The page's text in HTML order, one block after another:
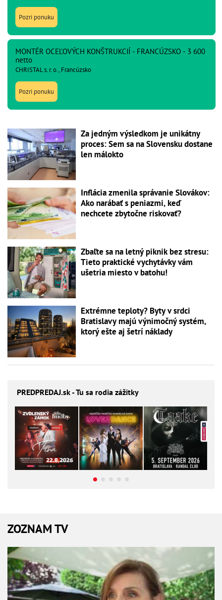
Pozri ponuku
MONTÉR OCEĽOVÝCH KONŠTRUKCIÍ - FRANCÚZSKO - 3 600
netto
CHRISTAL s. r. o., Francúzsko
Pozri ponuku
Za jedným výsledkom je unikátny
proces: Sem sa na Slovensku dostane
len málokto
Inflácia zmenila správanie Slovákov:
Ako narábať s peniazmi, keď
nechcete zbytočne riskovať?
Zbaľte sa na letný piknik bez stresu:
Tieto praktické vychytávky vám
ušetria miesto v batohu!
Extrémne teploty? Byty v srdci
Bratislavy majú výnimočný systém,
ktorý ešte aj šetrí náklady
PREDPREDAJ.sk - Tu sa rodia zážitky
ZOZNAM TV